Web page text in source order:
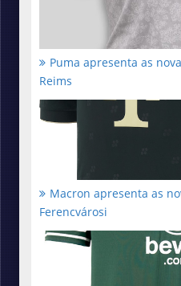
Puma apresenta as
Reims
Macron apresenta as
Ferencvárosi